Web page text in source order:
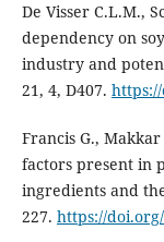
De Visser C.L.M.,
dependency on
industry and
21, 4, D407.
Francis G.,
factors present in
ingredients and
227. https://doi.org/